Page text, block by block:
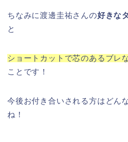
ちなみに渡邊圭祐さんの好きな
と
ショートカットで芯のあるブレ
ことです！
今後お付き合いされる方はどん
ね！